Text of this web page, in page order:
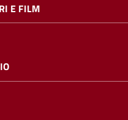
E FILM